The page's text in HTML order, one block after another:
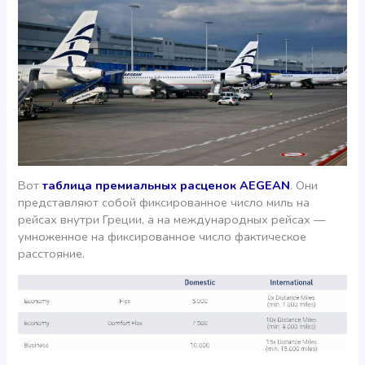
Воттаблица премиальных расценок AEGEAN. Они
представляют собой фиксированное число миль на
рейсах внутри Греции, а на международных рейсах —
умноженное на фиксированное число фактическое
расстояние.